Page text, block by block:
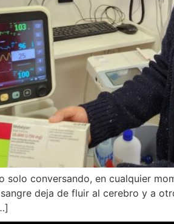
solo conversando, en cualquier
deja de fluir al cerebro y a